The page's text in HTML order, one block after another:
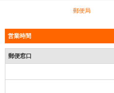
郵便局
営業時間
郵便窓口